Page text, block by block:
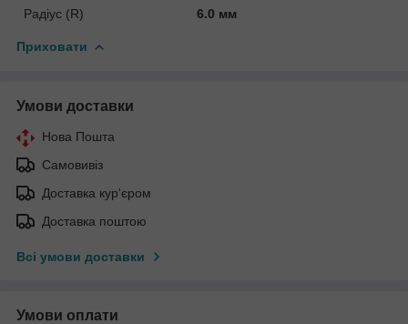
Радіус (R)
6.0 мм
Приховати
Умови доставки
Нова Пошта
Самовивіз
Доставка кур'єром
Доставка поштою
Всі умови доставки
Умови оплати